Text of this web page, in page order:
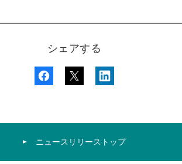
シェアする
ニュースリリーストップ